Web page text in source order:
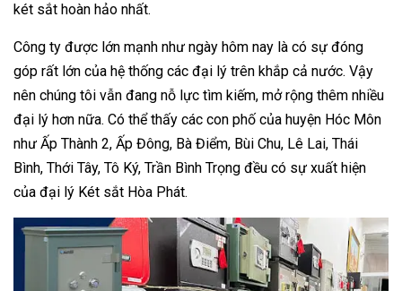
két sắt hoàn hảo nhất.
Công ty được lớn mạnh như ngày hôm nay là có sự đóng
góp rất lớn của hệ thống các đại lý trên khắp cả nước. Vậy
nên chúng tôi vẫn đang nỗ lực tìm kiếm, mở rộng thêm nhiều
đại lý hơn nữa. Có thể thấy các con phố của huyện Hóc Môn
như Ấp Thành 2, Ấp Đông, Bà Điểm, Bùi Chu, Lê Lai, Thái
Bình, Thới Tây, Tô Ký, Trần Bình Trọng đều có sự xuất hiện
của đại lý Két sắt Hòa Phát.